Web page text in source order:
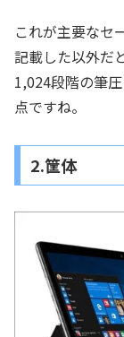
これが主要なセ
記載した以外だ
1,024段階の筆
点ですね。
2.筐体